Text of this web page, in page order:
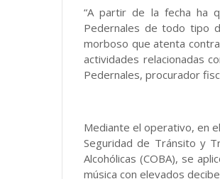
“A partir de la fecha ha
Pedernales de todo tipo
morboso que atenta
actividades relacionadas
Pedernales, procurador
Mediante el operativo, en
Seguridad de Tránsito y
Alcohólicas (COBA), se
música con elevados